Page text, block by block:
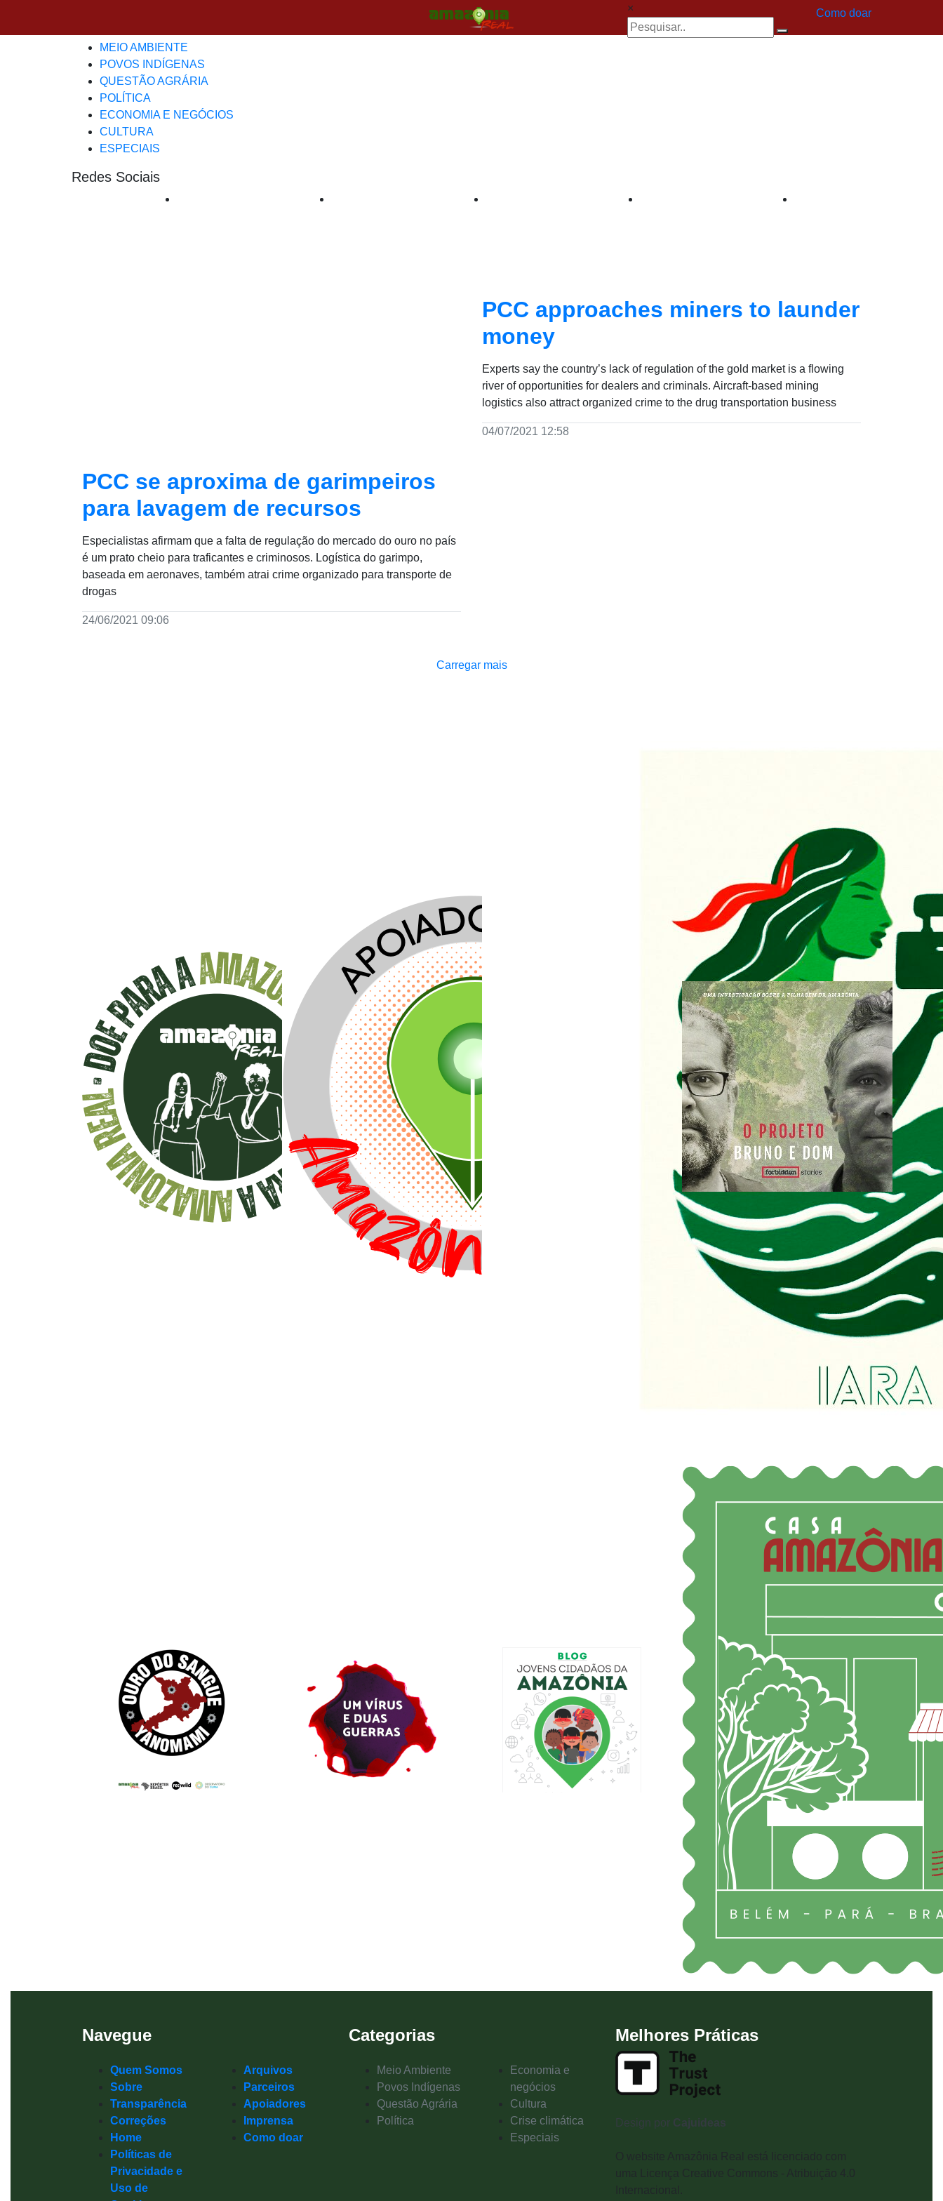
× Como doar
MEIO AMBIENTE
POVOS INDÍGENAS
QUESTÃO AGRÁRIA
POLÍTICA
ECONOMIA E NEGÓCIOS
CULTURA
ESPECIAIS
Redes Sociais
PCC approaches miners to launder
money
Experts say the country’s lack of regulation of the gold market is a flowing
river of opportunities for dealers and criminals. Aircraft-based mining
logistics also attract organized crime to the drug transportation business
04/07/2021 12:58
PCC se aproxima de garimpeiros
para lavagem de recursos
Especialistas afirmam que a falta de regulação do mercado do ouro no país
é um prato cheio para traficantes e criminosos. Logística do garimpo,
baseada em aeronaves, também atrai crime organizado para transporte de
drogas
24/06/2021 09:06
Carregar mais
Navegue
Quem Somos
Sobre
Transparência
Correções
Home
Políticas de
Privacidade e
Uso de
Arquivos
Parceiros
Apoiadores
Imprensa
Como doar
Categorias
Meio Ambiente
Povos Indígenas
Questão Agrária
Política
Economia e
negócios
Cultura
Crise climática
Especiais
Melhores Práticas
Design por Cajuideas
O website Amazônia Real está licenciado com
uma Licença Creative Commons - Atribuição 4.0
Internacional.